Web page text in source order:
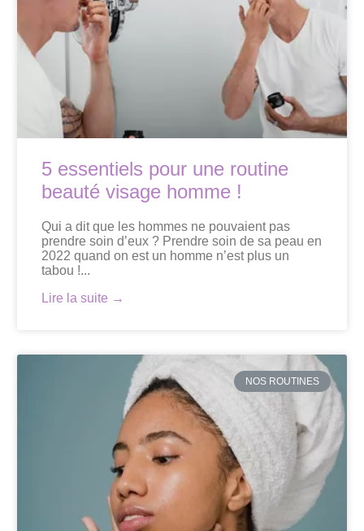
5 essentiels pour une routine
beauté visage homme !
Qui a dit que les hommes ne pouvaient pas
prendre soin d’eux ? Prendre soin de sa peau en
2022 quand on est un homme n’est plus un
tabou !...
Lire la suite →
NOS ROUTINES